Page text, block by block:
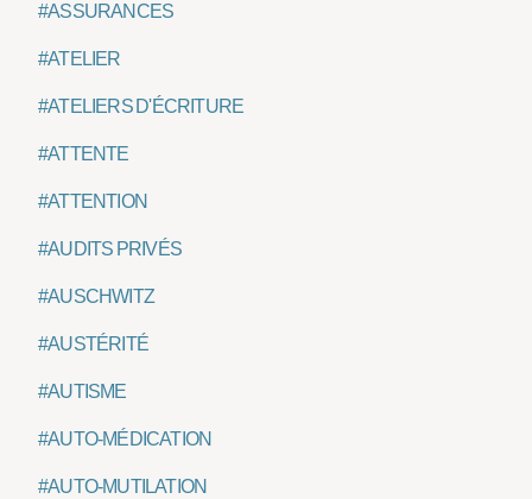
#ASSURANCES
#ATELIER
#ATELIERS D'ÉCRITURE
#ATTENTE
#ATTENTION
#AUDITS PRIVÉS
#AUSCHWITZ
#AUSTÉRITÉ
#AUTISME
#AUTO-MÉDICATION
#AUTO-MUTILATION